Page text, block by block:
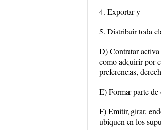
4. Exportar y
5. Distribuir toda
D) Contratar activa
como adquirir por
preferencias,
E) Formar parte de
F) Emitir, girar,
ubiquen en los